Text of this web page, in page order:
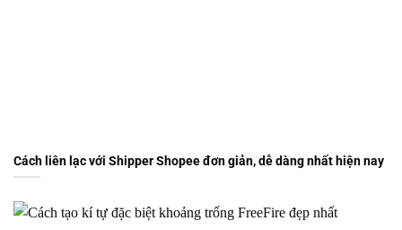
Cách liên lạc với Shipper Shopee đơn giản, dễ dàng nhất hiện nay